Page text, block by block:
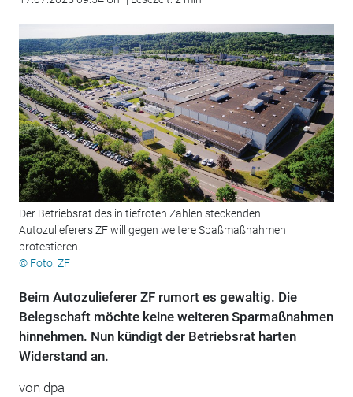
Der Betriebsrat des in tiefroten Zahlen steckenden
Autozulieferers ZF will gegen weitere Spaßmaßnahmen
protestieren.
© Foto: ZF
Beim Autozulieferer ZF rumort es gewaltig. Die
Belegschaft möchte keine weiteren Sparmaßnahmen
hinnehmen. Nun kündigt der Betriebsrat harten
Widerstand an.
von dpa